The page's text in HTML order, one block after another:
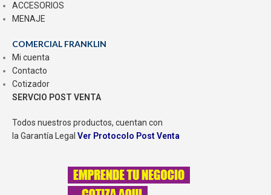
ACCESORIOS
MENAJE
COMERCIAL FRANKLIN
Mi cuenta
Contacto
Cotizador
SERVCIO POST VENTA
Todos nuestros productos, cuentan con
la Garantía Legal Ver Protocolo Post Venta